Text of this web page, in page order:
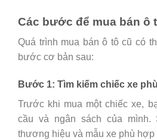
Các bước để mua bán ô
Quá trình mua bán ô tô cũ có
bước cơ bản sau:
Bước 1: Tìm kiếm chiếc xe
Trước khi mua một chiếc xe,
cầu và ngân sách của mình.
thương hiệu và mẫu xe phù